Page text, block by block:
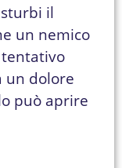
il
un nemico
tentativo
un dolore
può aprire